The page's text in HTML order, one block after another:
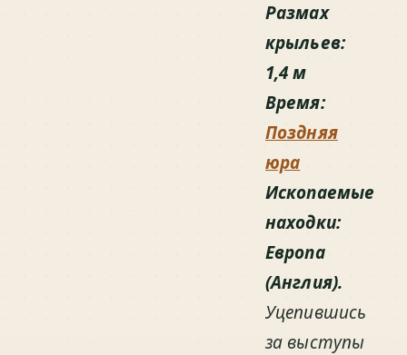
Размах
крыльев:
1,4 м
Время:
Поздняя
юра
Ископаемые
находки:
Европа
(Англия).
Уцепившись
за выступы